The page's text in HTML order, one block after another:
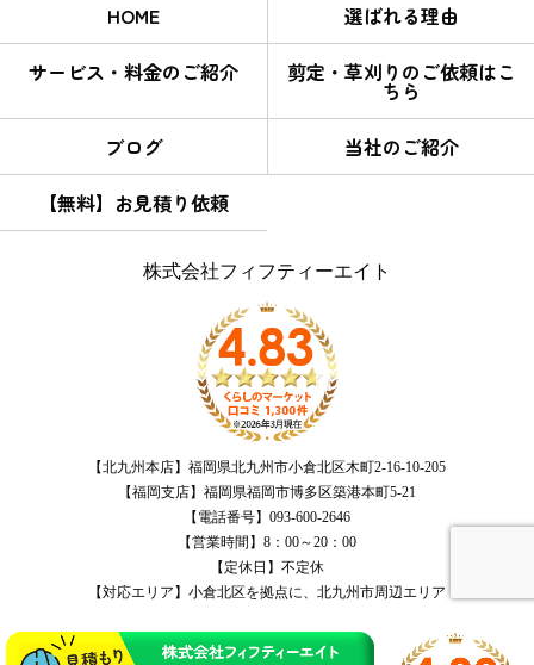
HOME
選ばれる理由
サービス・料金のご紹介
剪定・草刈りのご依頼はこ
ちら
ブログ
当社のご紹介
【無料】お見積り依頼
株式会社フィフティーエイト
【北九州本店】福岡県北九州市小倉北区木町2-16-10-205
【福岡支店】福岡県福岡市博多区築港本町5-21
【電話番号】093-600-2646
【営業時間】8：00～20：00
【定休日】不定休
【対応エリア】小倉北区を拠点に、北九州市周辺エリア